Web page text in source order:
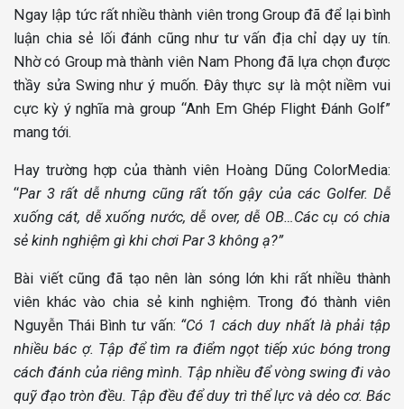
Ngay lập tức rất nhiều thành viên trong Group đã để lại bình
luận chia sẻ lối đánh cũng như tư vấn địa chỉ dạy uy tín.
Nhờ có Group mà thành viên Nam Phong đã lựa chọn được
thầy sửa Swing như ý muốn. Đây thực sự là một niềm vui
cực kỳ ý nghĩa mà group “Anh Em Ghép Flight Đánh Golf”
mang tới.
Hay trường hợp của thành viên Hoàng Dũng ColorMedia:
“Par 3 rất dễ nhưng cũng rất tốn gậy của các Golfer. Dễ
xuống cát, dễ xuống nước, dễ over, dễ OB…Các cụ có chia
sẻ kinh nghiệm gì khi chơi Par 3 không ạ?”
Bài viết cũng đã tạo nên làn sóng lớn khi rất nhiều thành
viên khác vào chia sẻ kinh nghiệm. Trong đó thành viên
Nguyễn Thái Bình tư vấn: “Có 1 cách duy nhất là phải tập
nhiều bác ợ. Tập để tìm ra điểm ngọt tiếp xúc bóng trong
cách đánh của riêng mình. Tập nhiều để vòng swing đi vào
quỹ đạo tròn đều. Tập đều để duy trì thể lực và dẻo cơ. Bác